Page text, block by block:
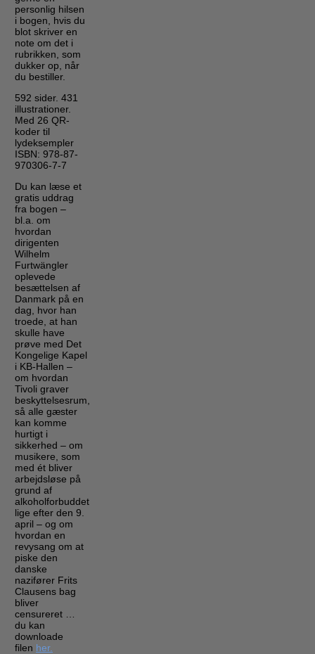
personlig hilsen
i bogen, hvis du
blot skriver en
note om det i
rubrikken, som
dukker op, når
du bestiller.
592 sider. 431
illustrationer.
Med 26 QR-
koder til
lydeksempler
ISBN: 978-87-
970306-7-7
Du kan læse et
gratis uddrag
fra bogen –
bl.a. om
hvordan
dirigenten
Wilhelm
Furtwängler
oplevede
besættelsen af
Danmark på en
dag, hvor han
troede, at han
skulle have
prøve med Det
Kongelige Kapel
i KB-Hallen –
om hvordan
Tivoli graver
beskyttelsesrum,
så alle gæster
kan komme
hurtigt i
sikkerhed – om
musikere, som
med ét bliver
arbejdsløse på
grund af
alkoholforbuddet
lige efter den 9.
april – og om
hvordan en
revysang om at
piske den
danske
nazifører Frits
Clausens bag
bliver
censureret …
du kan
downloade
filen her.